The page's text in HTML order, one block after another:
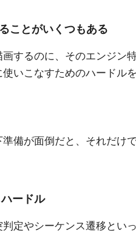
ことがいくつもある
するのに、そのエンジン
いこなすためのハードル
備が面倒だと、それだけ
ードル
定やシーケンス遷移とい